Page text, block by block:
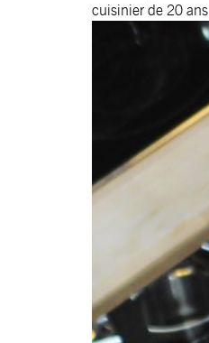
cuisinier de 20 ans.